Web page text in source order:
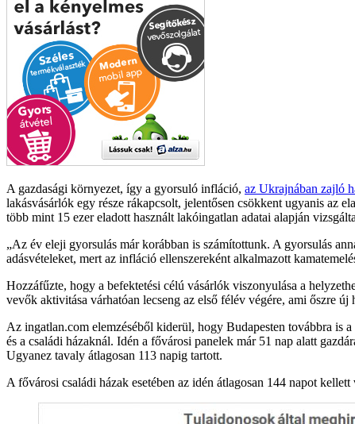
A gazdasági környezet, így a gyorsuló infláció, az Ukrajnában zajló
lakásvásárlók egy része rákapcsolt, jelentősen csökkent ugyanis az
több mint 15 ezer eladott használt lakóingatlan adatai alapján
Az év eleji gyorsulás már korábban is számítottunk. A gyorsulás
adásvételeket, mert az infláció ellenszereként alkalmazott
Hozzáfűzte, hogy a befektetési célú vásárlók viszonyulása a
vevők aktivitása várhatóan lecseng az első félév végére, ami őszre új
Az ingatlan.com elemzéséből kiderül, hogy Budapesten továbbra is
és a családi házaknál. Idén a fővárosi panelek már 51 nap alatt
Ugyanez tavaly átlagosan 113 napig tartott.
A fővárosi családi házak esetében az idén átlagosan 144 napot